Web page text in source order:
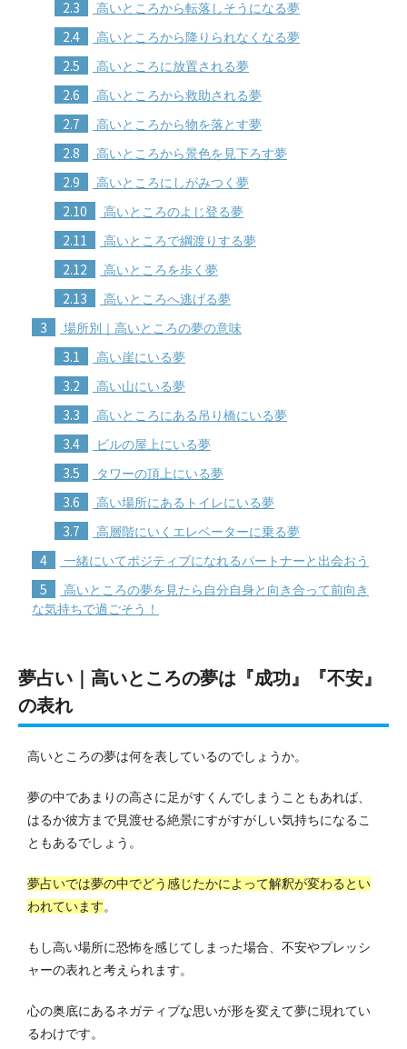
2.3 高いところから転落しそうになる夢
2.4 高いところから降りられなくなる夢
2.5 高いところに放置される夢
2.6 高いところから救助される夢
2.7 高いところから物を落とす夢
2.8 高いところから景色を見下ろす夢
2.9 高いところにしがみつく夢
2.10 高いところのよじ登る夢
2.11 高いところで綱渡りする夢
2.12 高いところを歩く夢
2.13 高いところへ逃げる夢
3 場所別｜高いところの夢の意味
3.1 高い崖にいる夢
3.2 高い山にいる夢
3.3 高いところにある吊り橋にいる夢
3.4 ビルの屋上にいる夢
3.5 タワーの頂上にいる夢
3.6 高い場所にあるトイレにいる夢
3.7 高層階にいくエレベーターに乗る夢
4 一緒にいてポジティブになれるパートナーと出会おう
5
高いところの夢を見たら自分自身と向き合って前向き
な気持ちで過ごそう！
夢占い｜高いところの夢は『成功』『不安』
の表れ
高いところの夢は何を表しているのでしょうか。
夢の中であまりの高さに足がすくんでしまうこともあれば、
はるか彼方まで見渡せる絶景にすがすがしい気持ちになるこ
ともあるでしょう。
夢占いでは夢の中でどう感じたかによって解釈が変わるとい
われています。
もし高い場所に恐怖を感じてしまった場合、不安やプレッシ
ャーの表れと考えられます。
心の奥底にあるネガティブな思いが形を変えて夢に現れてい
るわけです。